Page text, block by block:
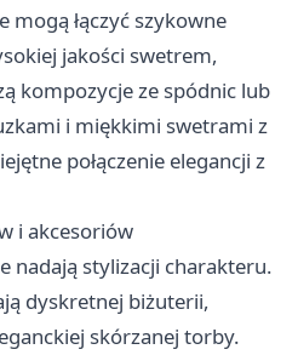
mogą łączyć szykowne
jakości swetrem,
kompozycje ze spódnic lub
i miękkimi swetrami z
połączenie elegancji z
i akcesoriów
nadają stylizacji charakteru.
dyskretnej biżuterii,
skórzanej torby.